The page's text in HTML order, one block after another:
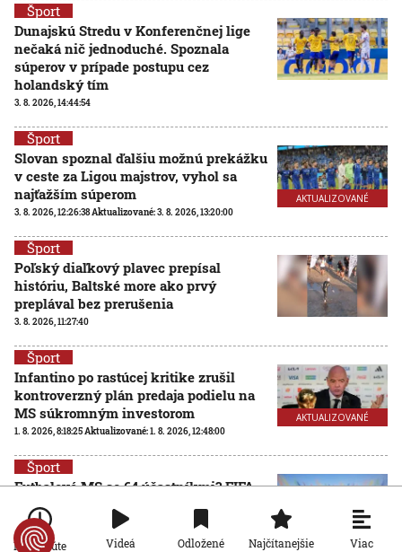
Šport
Dunajskú Stredu v Konferenčnej lige
nečaká nič jednoduché. Spoznala
súperov v prípade postupu cez
holandský tím
3. 8. 2026, 14:44:54
AKTUALIZOVANÉ
Šport
Slovan spoznal ďalšiu možnú prekážku
v ceste za Ligou majstrov, vyhol sa
najťažším súperom
3. 8. 2026, 12:26:38 Aktualizované:3. 8. 2026, 13:20:00
Šport
Poľský diaľkový plavec prepísal
históriu, Baltské more ako prvý
preplával bez prerušenia
3. 8. 2026, 11:27:40
AKTUALIZOVANÉ
Šport
Infantino po rastúcej kritike zrušil
kontroverzný plán predaja podielu na
MS súkromným investorom
1. 8. 2026, 8:18:25 Aktualizované:1. 8. 2026, 12:48:00
Šport
Futbalové MS so 64 účastníkmi? FIFA
hľadá nezávislú spoločnosť na
posúdenie rozšírenia turnaja
31. 7. 2026, 15:02:04
Po minúte Videá Odložené Najčítanejšie Viac